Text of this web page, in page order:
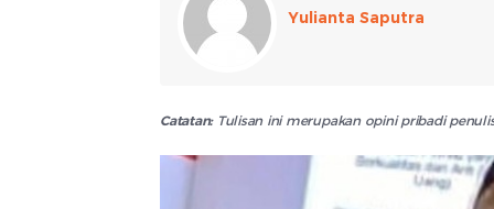
Yulianta Saputra
Catatan:Tulisan ini merupakan opini pribadi